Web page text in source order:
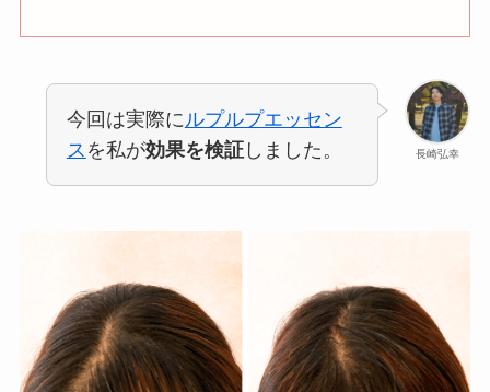
長崎弘幸
今回は実際に ルプルプエッセン
ス を私が効果を検証しました。